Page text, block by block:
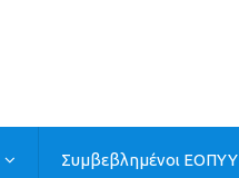
Συμβεβλημένοι ΕΟΠΥΥ